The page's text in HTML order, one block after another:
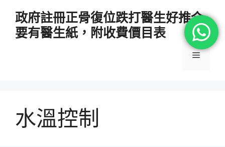
政府註冊正骨復位跌打醫生好推介
要有醫生紙，附收費價目表
選
水溫控制